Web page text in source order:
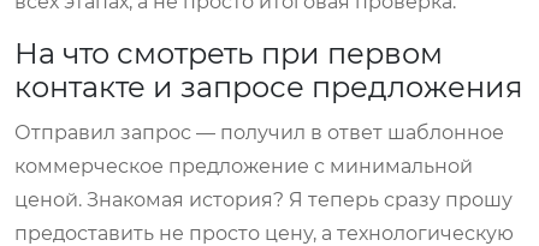
На что смотреть при первом
контакте и запросе предложения
Отправил запрос — получил в ответ шаблонное
коммерческое предложение с минимальной
ценой. Знакомая история? Я теперь сразу прошу
предоставить не просто цену, а технологическую